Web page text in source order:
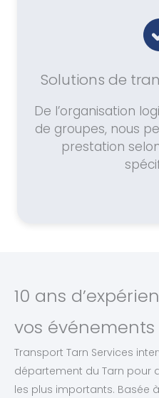
Solutions de
De l’organisation
de groupes, nous
prestation
10 ans
vos événements
Transport Tarn Services
département du Tarn
les plus importants. Basée